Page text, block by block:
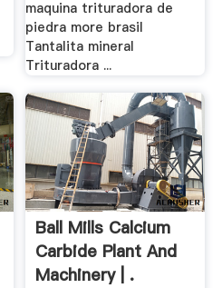
maquina trituradora de
piedra more brasil
Tantalita mineral
Trituradora ...
Ball Mills Calcium
Carbide Plant And
Machinery | .